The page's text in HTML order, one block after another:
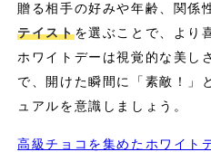
贈る相手の好みや年齢、関係
テイストを選ぶことで、より
ホワイトデーは視覚的な美し
で、開けた瞬間に「素敵！」
ュアルを意識しましょう。
高級チョコを集めたホワイト